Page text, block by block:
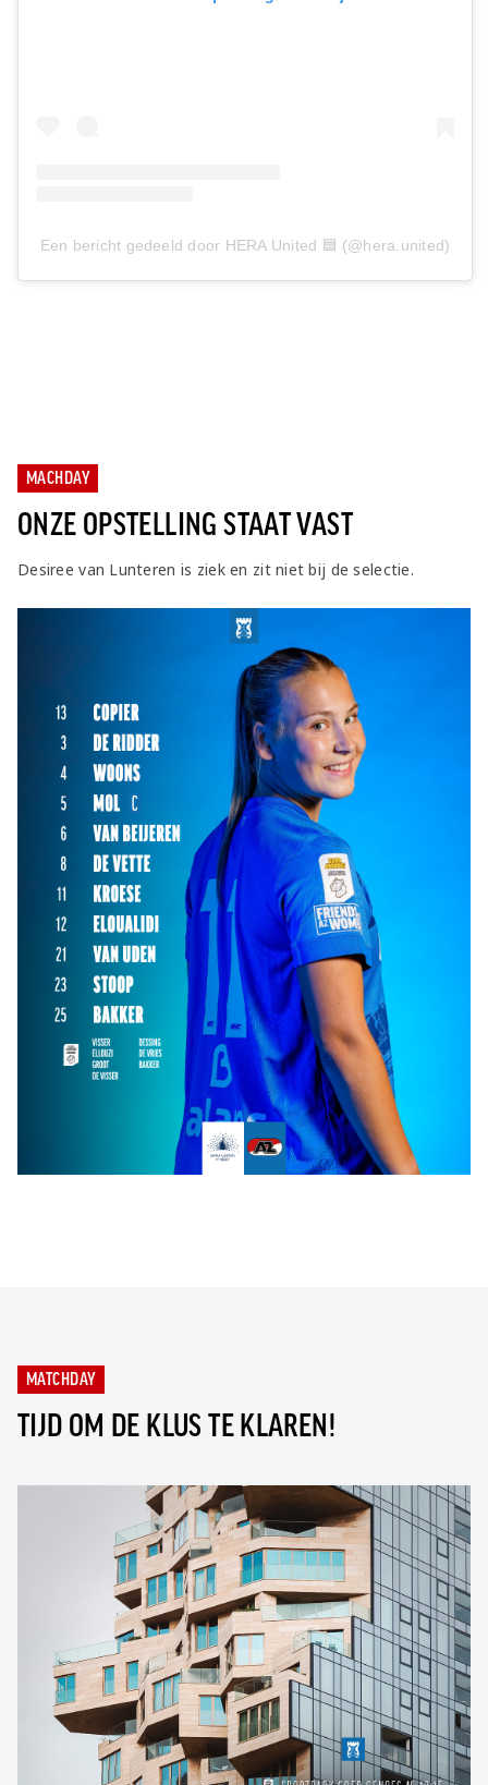
Een bericht gedeeld door HERA United 🟦 (@hera.united)
MACHDAY
ONZE OPSTELLING STAAT VAST
Desiree van Lunteren is ziek en zit niet bij de selectie.
MATCHDAY
TIJD OM DE KLUS TE KLAREN!